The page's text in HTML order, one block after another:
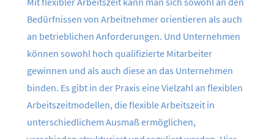
Bedürfnissen von Arbeitnehmer orientieren als auch
an betrieblichen Anforderungen. Und Unternehmen
können sowohl hoch qualifizierte Mitarbeiter
gewinnen und als auch diese an das Unternehmen
binden. Es gibt in der Praxis eine Vielzahl an flexiblen
Arbeitszeitmodellen, die flexible Arbeitszeit in
unterschiedlichem Ausmaß ermöglichen,